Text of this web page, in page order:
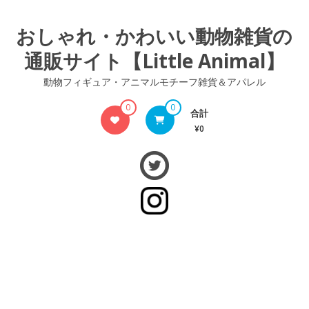
おしゃれ・かわいい動物雑貨の
通販サイト【Little Animal】
動物フィギュア・アニマルモチーフ雑貨＆アパレル
0 0 合計
¥0